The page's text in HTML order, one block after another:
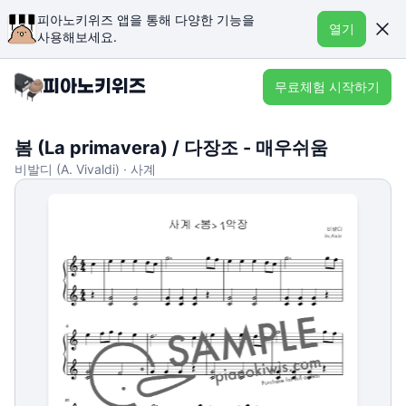
피아노키위즈 앱을 통해 다양한 기능을
사용해보세요.
열기
무료체험 시작하기
봄 (La primavera) / 다장조 - 매우쉬움
비발디 (A. Vivaldi) · 사계